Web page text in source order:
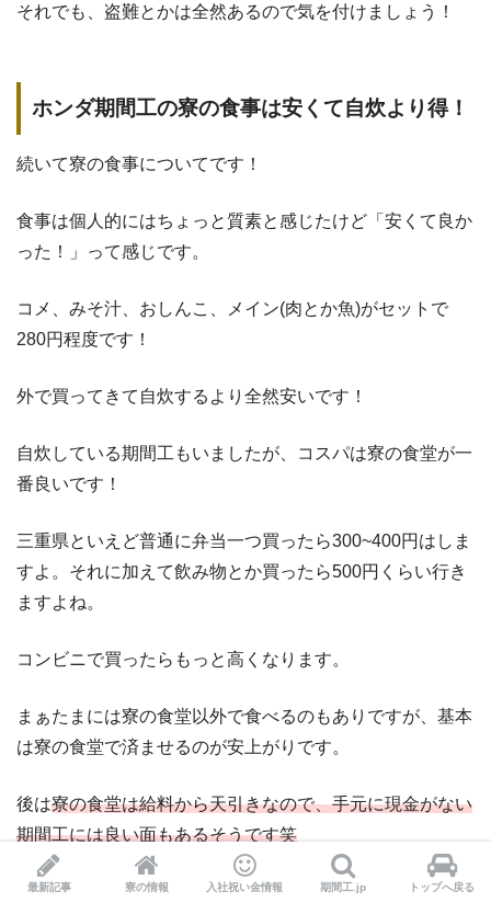
それでも、盗難とかは全然あるので気を付けましょう！
ホンダ期間工の寮の食事は安くて自炊より得！
続いて寮の食事についてです！
食事は個人的にはちょっと質素と感じたけど「安くて良か
った！」って感じです。
コメ、みそ汁、おしんこ、メイン(肉とか魚)がセットで
280円程度です！
外で買ってきて自炊するより全然安いです！
自炊している期間工もいましたが、コスパは寮の食堂が一
番良いです！
三重県といえど普通に弁当一つ買ったら300~400円はしま
すよ。それに加えて飲み物とか買ったら500円くらい行き
ますよね。
コンビニで買ったらもっと高くなります。
まぁたまには寮の食堂以外で食べるのもありですが、基本
は寮の食堂で済ませるのが安上がりです。
後は寮の食堂は給料から天引きなので、手元に現金がない
期間工には良い面もあるそうです笑
またホンダ期間工の寮について全般を知りたい方はこちら
最新記事 寮の情報 入社祝い金情報 期間工.jp トップへ戻る